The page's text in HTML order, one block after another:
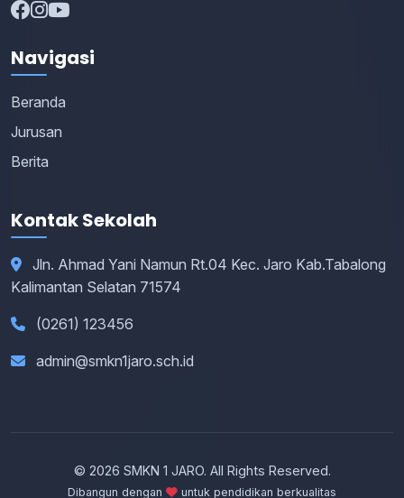
Navigasi
Beranda
Jurusan
Berita
Kontak Sekolah
Jln. Ahmad Yani Namun Rt.04 Kec. Jaro Kab.Tabalong
Kalimantan Selatan 71574
(0261) 123456
admin@smkn1jaro.sch.id
© 2026 SMKN 1 JARO. All Rights Reserved.
Dibangun dengan untuk pendidikan berkualitas